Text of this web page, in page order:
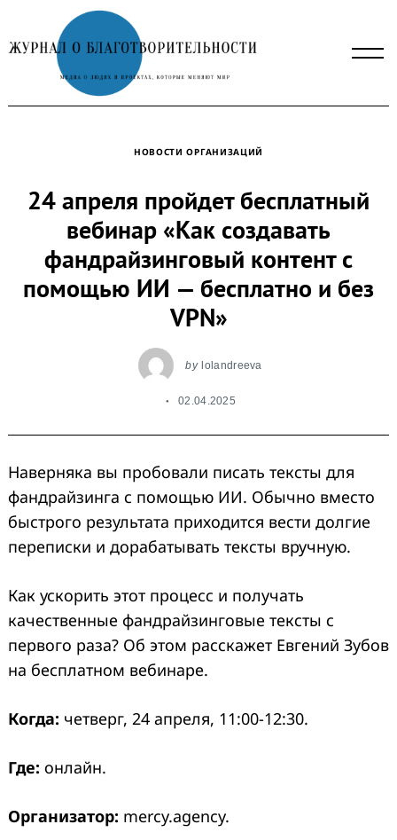
to
content
НОВОСТИ ОРГАНИЗАЦИЙ
24 апреля пройдет бесплатный
вебинар «Как создавать
фандрайзинговый контент с
помощью ИИ — бесплатно и без
VPN»
by lolandreeva
02.04.2025
Наверняка вы пробовали писать тексты для
фандрайзинга с помощью ИИ. Обычно вместо
быстрого результата приходится вести долгие
переписки и дорабатывать тексты вручную.
Как ускорить этот процесс и получать
качественные фандрайзинговые тексты с
первого раза? Об этом расскажет Евгений Зубов
на бесплатном вебинаре.
Когда: четверг, 24 апреля, 11:00-12:30.
Где: онлайн.
Организатор: mercy.agency.